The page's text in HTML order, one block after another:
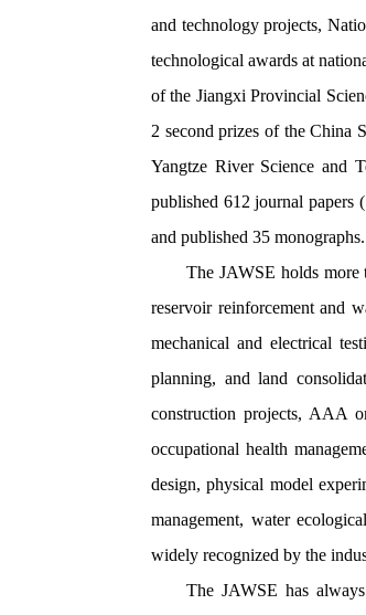
and technology projects,
technological awards at
of the Jiangxi Provincial
2 second prizes of the China
Yangtze River Science and
published 612 journal papers
and published 35
The JAWSE holds more
reservoir reinforcement and
mechanical and electrical
planning, and land
construction projects, AAA
occupational health
design, physical model
management, water
widely recognized by the
The JAWSE has